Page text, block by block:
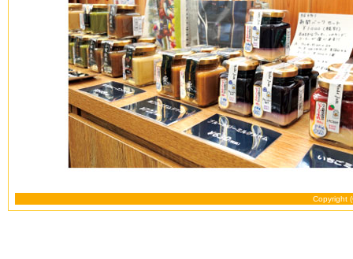
Copyright